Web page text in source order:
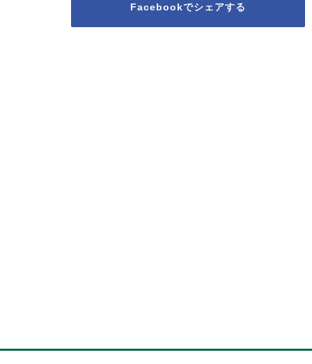
Facebookでシェアする